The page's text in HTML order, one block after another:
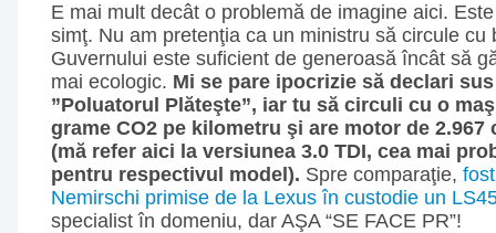
E mai mult decât o problemă de imagine aici.
simţ. Nu am pretenţia ca un ministru să circule cu
Guvernului este suficient de generoasă încât să
mai ecologic. Mi se pare ipocrizie să declari
”Poluatorul Plăteşte”, iar tu să circuli cu o
grame CO2 pe kilometru şi are motor de
(mă refer aici la versiunea 3.0 TDI, cea mai
pentru respectivul model). Spre comparaţie,
Nemirschi primise de la Lexus în custodie un
specialist în domeniu, dar AŞA “SE FACE PR”!